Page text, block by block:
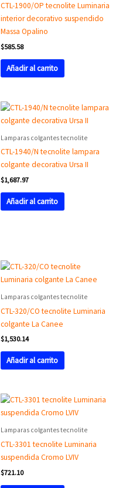
CTL-1900/OP tecnolite Luminaria
interior decorativo suspendido
Massa Opalino
$585.58
Añadir al carrito
Lamparas colgantes tecnolite
CTL-1940/N tecnolite lampara
colgante decorativa Ursa II
$1,687.97
Añadir al carrito
Lamparas colgantes tecnolite
CTL-320/CO tecnolite Luminaria
colgante La Canee
$1,530.14
Añadir al carrito
Lamparas colgantes tecnolite
CTL-3301 tecnolite Luminaria
suspendida Cromo LVIV
$721.10